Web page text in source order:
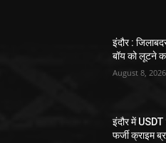
इंदौर :
बॉय को लूटने
August 8, 2026
इंदौर में
फर्जी क्राइम